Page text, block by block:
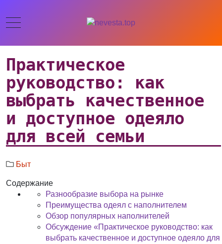
Практическое
руководство: как
выбрать качественное
и доступное одеяло
для всей семьи
Быт
Содержание
Разнообразие выбора на рынке
Преимущества одеял с наполнителем
Обзор популярных наполнителей
Обсуждение «Практическое руководство: как
выбрать качественное и доступное одеяло для